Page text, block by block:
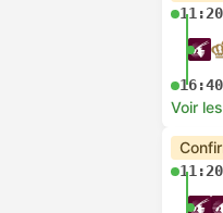
11:20
16:40
Voir
11:20